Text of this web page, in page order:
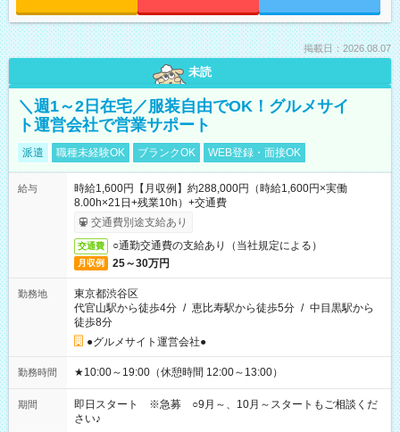
掲載日：2026.08.07
未読
＼週1～2日在宅／服装自由でOK！グルメサイ
ト運営会社で営業サポート
派遣 職種未経験OK ブランクOK WEB登録・面接OK
給与
時給1,600円【月収例】約288,000円（時給1,600円×実働
8.00h×21日+残業10h）+交通費
交通費別途支給あり
交通費 ○通勤交通費の支給あり（当社規定による）
月収例 25～30万円
勤務地
東京都渋谷区
代官山駅から徒歩4分 / 恵比寿駅から徒歩5分 / 中目黒駅から
徒歩8分
●グルメサイト運営会社●
勤務時間 ★10:00～19:00（休憩時間 12:00～13:00）
期間
即日スタート ※急募 ○9月～、10月～スタートもご相談くだ
さい♪